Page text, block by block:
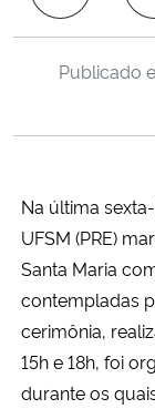
Ministério da Ciência,
Ministério do Meio
Ministério do
Controladoria-Geral da
Ministério da Mulher,
Secretaria-Geral
Publicado
Na última
UFSM (PRE)
Santa Maria
contempladas
cerimônia,
15h e 18h, foi
durante os